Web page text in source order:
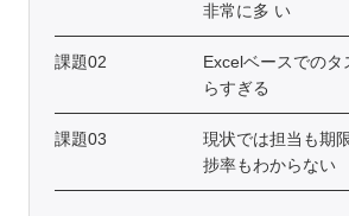
非常に多 い
課題02
Excelベースでの
らすぎる
課題03
現状では担当も期
捗率もわからない